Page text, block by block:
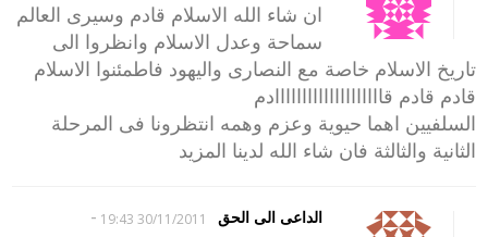
ان شاء الله الاسلام قادم وسيرى العالم
سماحة وعدل الاسلام وانظروا الى
تاريخ الاسلام خاصة مع النصارى واليهود فاطمئنوا الاسلام
قادم قادم قاااااااااااااااااااادم
السلفيين اهما حيوية وعزم وهمه انتظرونا فى المرحلة
الثانية والثالثة فان شاء الله لدينا المزيد
الداعى الى الحق 30/11/2011 19:43
-